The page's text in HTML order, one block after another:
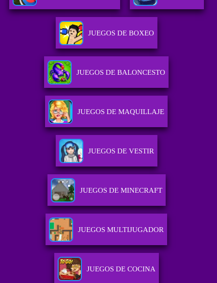
JUEGOS DE BOXEO
JUEGOS DE BALONCESTO
JUEGOS DE MAQUILLAJE
JUEGOS DE VESTIR
JUEGOS DE MINECRAFT
JUEGOS MULTIJUGADOR
JUEGOS DE COCINA